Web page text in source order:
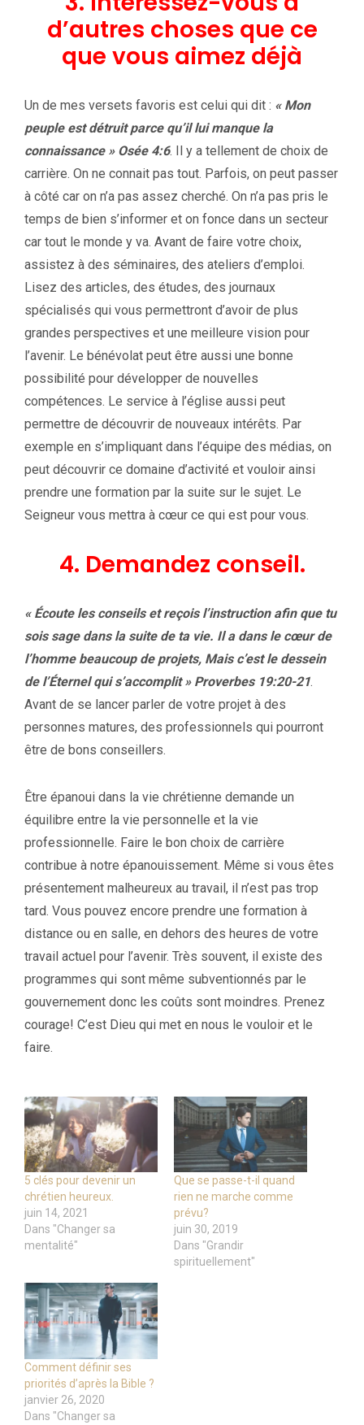
d’autres choses que ce
que vous aimez déjà
Un de mes versets favoris est celui qui dit : « Mon
peuple est détruit parce qu’il lui manque la
connaissance » Osée 4:6. Il y a tellement de choix de
carrière. On ne connait pas tout. Parfois, on peut passer
à côté car on n’a pas assez cherché. On n’a pas pris le
temps de bien s’informer et on fonce dans un secteur
car tout le monde y va. Avant de faire votre choix,
assistez à des séminaires, des ateliers d’emploi.
Lisez des articles, des études, des journaux
spécialisés qui vous permettront d’avoir de plus
grandes perspectives et une meilleure vision pour
l’avenir. Le bénévolat peut être aussi une bonne
possibilité pour développer de nouvelles
compétences. Le service à l’église aussi peut
permettre de découvrir de nouveaux intérêts. Par
exemple en s’impliquant dans l’équipe des médias, on
peut découvrir ce domaine d’activité et vouloir ainsi
prendre une formation par la suite sur le sujet. Le
Seigneur vous mettra à cœur ce qui est pour vous.
4. Demandez conseil.
« Écoute les conseils et reçois l’instruction afin que tu
sois sage dans la suite de ta vie. Il a dans le cœur de
l’homme beaucoup de projets, Mais c’est le dessein
de l’Éternel qui s’accomplit » Proverbes 19:20-21.
Avant de se lancer parler de votre projet à des
personnes matures, des professionnels qui pourront
être de bons conseillers.
Être épanoui dans la vie chrétienne demande un
équilibre entre la vie personnelle et la vie
professionnelle. Faire le bon choix de carrière
contribue à notre épanouissement. Même si vous êtes
présentement malheureux au travail, il n’est pas trop
tard. Vous pouvez encore prendre une formation à
distance ou en salle, en dehors des heures de votre
travail actuel pour l’avenir. Très souvent, il existe des
programmes qui sont même subventionnés par le
gouvernement donc les coûts sont moindres. Prenez
courage! C’est Dieu qui met en nous le vouloir et le
faire.
5 clés pour devenir un
chrétien heureux.
juin 14, 2021
Dans "Changer sa
mentalité"
Que se passe-t-il quand
rien ne marche comme
prévu?
juin 30, 2019
Dans "Grandir
spirituellement"
Comment définir ses
priorités d’après la Bible ?
janvier 26, 2020
Dans "Changer sa